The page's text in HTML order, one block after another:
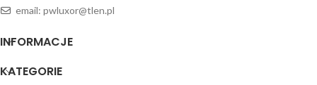
email: pwluxor@tlen.pl
INFORMACJE
KATEGORIE